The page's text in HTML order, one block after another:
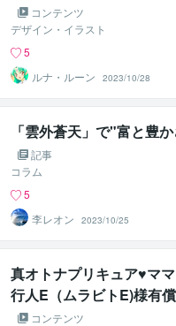
コンテンツ
デザイン・イラスト
5
ルナ・ルーン
2023/10/28
「雲外蒼天」で"富と豊
記事
コラム
5
李レオン
2023/10/25
真オトナプリキュア♥マ
行人E（ムラビトE)様有
コンテンツ